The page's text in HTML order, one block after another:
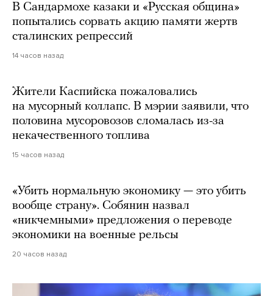
В Сандармохе казаки и «Русская община»
попытались сорвать акцию памяти жертв
сталинских репрессий
14 часов назад
Жители Каспийска пожаловались
на мусорный коллапс. В мэрии заявили, что
половина мусоровозов сломалась из-за
некачественного топлива
15 часов назад
«Убить нормальную экономику — это убить
вообще страну». Собянин назвал
«никчемными» предложения о переводе
экономики на военные рельсы
20 часов назад